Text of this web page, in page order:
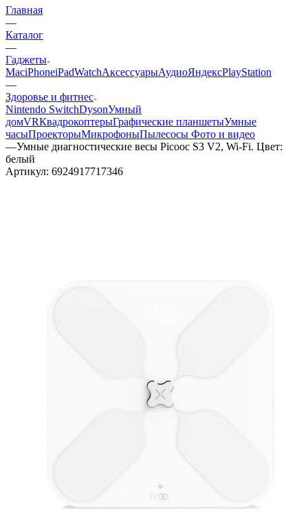
Главная
—
Каталог
—
Гаджеты
MaciPhoneiPadWatchАксессуарыАудиоЯндексPlayStation
—
Здоровье и фитнес
Nintendo SwitchDysonУмный
домVRКвадрокоптерыГрафические планшетыУмные
часыПроекторыМикрофоныПылесосы Фото и видео
—Умные диагностические весы Picooc S3 V2, Wi-Fi. Цвет:
белый
Артикул: 6924917717346